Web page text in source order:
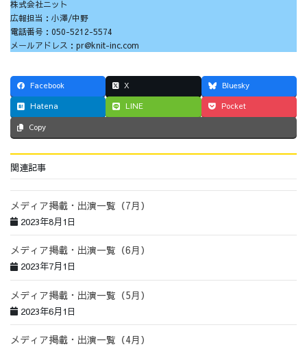
株式会社ニット
広報担当：小澤/中野
電話番号：050-5212-5574
メールアドレス：pr@knit-inc.com
Facebook X
Bluesky
Hatena
LINE Pocket
Copy
関連記事
メディア掲載・出演一覧（7月）
2023年8月1日
メディア掲載・出演一覧（6月）
2023年7月1日
メディア掲載・出演一覧（5月）
2023年6月1日
メディア掲載・出演一覧（4月）